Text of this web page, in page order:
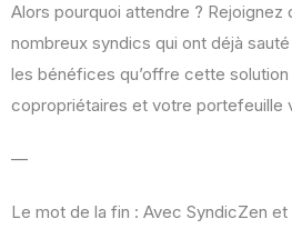
Alors pourquoi attendre ? Rejoignez
nombreux syndics qui ont déjà
les bénéfices qu’offre cette
copropriétaires et votre portefeuille
—
Le mot de la fin : Avec SyndicZen et